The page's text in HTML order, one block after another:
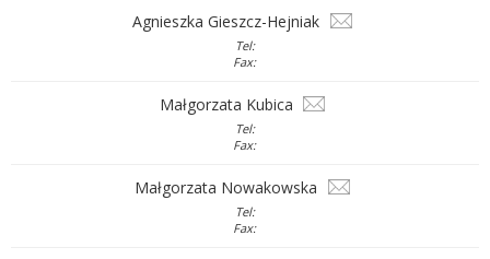
Agnieszka Gieszcz-Hejniak
Tel:
Fax:
Małgorzata Kubica
Tel:
Fax:
Małgorzata Nowakowska
Tel:
Fax: